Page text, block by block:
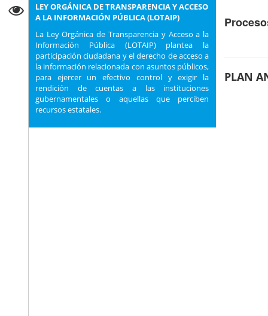
LEY ORGÁNICA DE TRANSPARENCIA Y ACCESO
A LA INFORMACIÓN PÚBLICA (LOTAIP)
La Ley Orgánica de Transparencia y Acceso a la
Información Pública (LOTAIP) plantea la
participación ciudadana y el derecho de acceso a
la información relacionada con asuntos públicos,
para ejercer un efectivo control y exigir la
rendición de cuentas a las instituciones
gubernamentales o aquellas que perciben
recursos estatales.
PLAN